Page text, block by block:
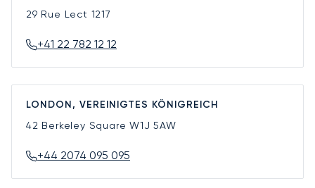
29 Rue Lect 1217
+41 22 782 12 12
LONDON, VEREINIGTES KÖNIGREICH
42 Berkeley SquareW1J 5AW
+44 2074 095 095